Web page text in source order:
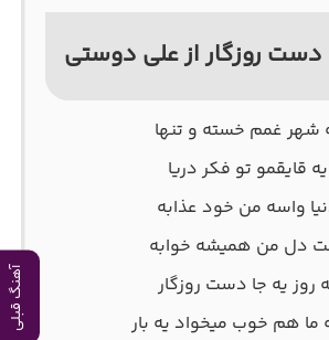
آهنگ قبلی
روزگار از علی دوستی
شهر غمم خسته و تنها
یه قایقمو تو فکر دریا
واسه من خود عذابه
دل من همیشه خوابه
روز یه جا دست روزگار
ما هم خوب میخواد یه بار